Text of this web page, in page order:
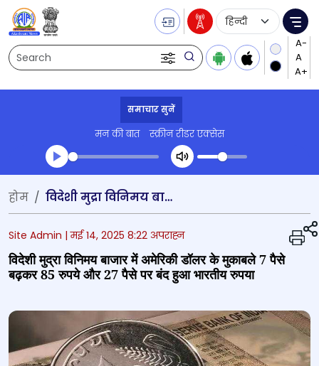
Search
Language
समाचार सुनें
मन की बात स्क्रीन रीडर एक्सेस
Transcript summary
प्ले ऑडियो
होम विदेशी मुद्रा विनिमय बाजार में अमेरिकी डॉलर के मुकाबले 7 पैसे बढ़कर 85 रुपये और 27 पैसे पर बंद हुआ भारतीय रुपया
Site Admin |मई 14, 2025 8:22 अपराह्न
विदेशी मुद्रा विनिमय बाजार में अमेरिकी डॉलर के मुकाबले 7 पैसे
बढ़कर 85 रुपये और 27 पैसे पर बंद हुआ भारतीय रुपया